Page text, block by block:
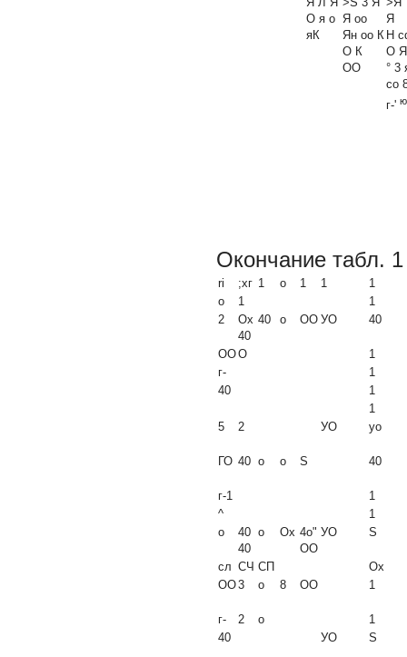
О я о
яК
Я oo
Ян oo К
О К
OO
Я
H
О
° 3
со
г-' ю
Окончание табл. 1
ri ;хг 1 о 1 1
1
о
1
1
2
Ох
40
40 о ОО УО 40
ООО
1
г-
1
40
1
1
5
2 УО уо
ГО 40 о о S 40
г-1
1
^
1
о
40
40
о Ох 4о"
ОО
УО S
сл СЧ СП
Ох
ОО3 о 8 ОО 1
г- 2 о
1
40
УО S